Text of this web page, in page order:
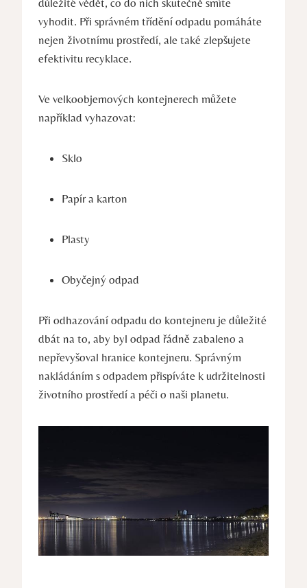
důležité vědět, co do nich skutečně smíte
vyhodit. Při správném třídění odpadu pomáháte
nejen životnímu prostředí, ale také zlepšujete
efektivitu recyklace.
Ve velkoobjemových kontejnerech můžete
například vyhazovat:
Sklo
Papír a karton
Plasty
Obyčejný odpad
Při odhazování odpadu do kontejneru je důležité
dbát na to, aby byl odpad řádně zabaleno a
nepřevyšoval hranice kontejneru. Správným
nakládáním s odpadem přispíváte k udržitelnosti
životního prostředí a péči o naši planetu.